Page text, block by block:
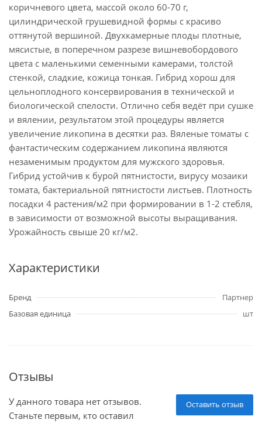
коричневого цвета, массой около 60-70 г,
цилиндрической грушевидной формы с красиво
оттянутой вершиной. Двухкамерные плоды плотные,
мясистые, в поперечном разрезе вишневобордового
цвета с маленькими семенными камерами, толстой
стенкой, сладкие, кожица тонкая. Гибрид хорош для
цельноплодного консервирования в технической и
биологической спелости. Отлично себя ведёт при сушке
и вялении, результатом этой процедуры является
увеличение ликопина в десятки раз. Вяленые томаты с
фантастическим содержанием ликопина являются
незаменимым продуктом для мужского здоровья.
Гибрид устойчив к бурой пятнистости, вирусу мозаики
томата, бактериальной пятнистости листьев. Плотность
посадки 4 растения/м2 при формировании в 1-2 стебля,
в зависимости от возможной высоты выращивания.
Урожайность свыше 20 кг/м2.
Характеристики
Бренд
Партнер
Базовая единица
шт
Отзывы
Оставить отзыв
У данного товара нет отзывов.
Станьте первым, кто оставил